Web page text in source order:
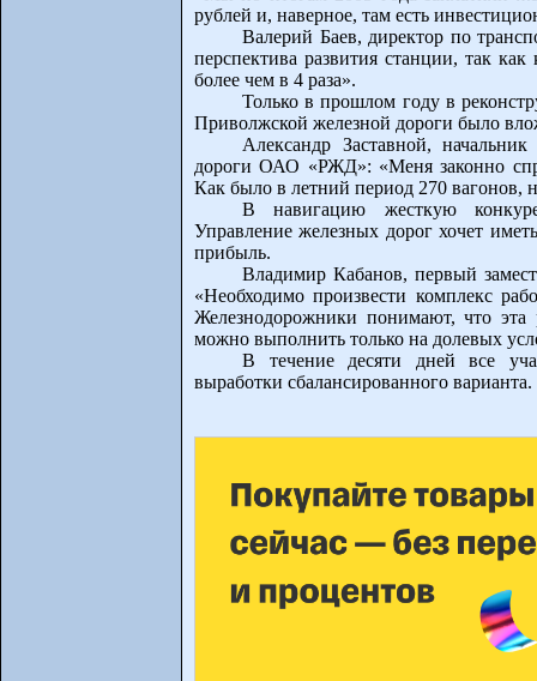
рублей и, наверное, там есть
Валерий Баев, директор по
перспектива развития станции, так
более чем в 4 раза».
Только в прошлом году в
Приволжской железной дороги было
Александр Заставной,
дороги ОАО «РЖД»: «Меня законно
Как было в летний период 270 вагонов,
В навигацию жесткую
Управление железных дорог хочет
прибыль.
Владимир Кабанов, первый
«Необходимо произвести комплекс
Железнодорожники понимают, что эта
можно выполнить только на долевых
В течение десяти дней все
выработки сбалансированного варианта.